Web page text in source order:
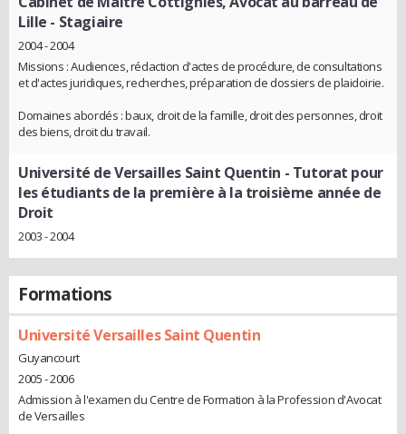
Lille - Stagiaire
2004 - 2004
Missions : Audiences, rédaction d'actes de procédure, de consultations
et d'actes juridiques, recherches, préparation de dossiers de plaidoirie.
Domaines abordés : baux, droit de la famille, droit des personnes, droit
des biens, droit du travail.
Université de Versailles Saint Quentin - Tutorat pour
les étudiants de la première à la troisième année de
Droit
2003 - 2004
Formations
Université Versailles Saint Quentin
Guyancourt
2005 - 2006
Admission à l'examen du Centre de Formation à la Profession d'Avocat
de Versailles